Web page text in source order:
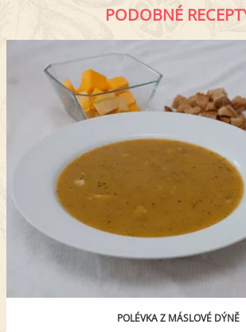
PODOBNÉ
POLÉVKA Z MÁSLOVÉ DÝNĚ